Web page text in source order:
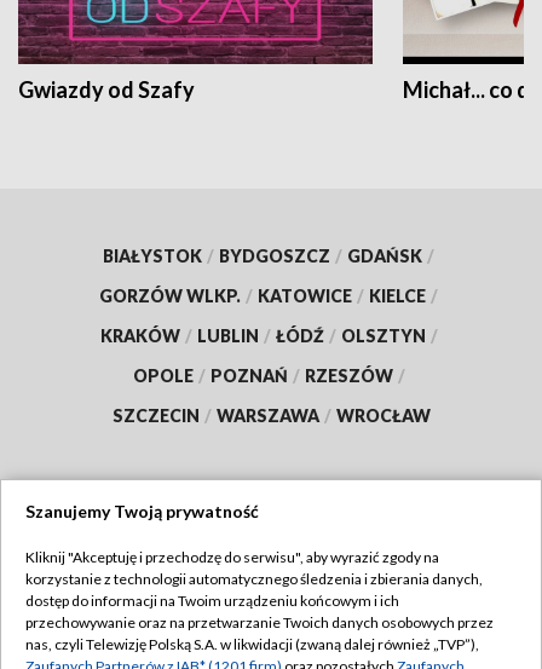
Gwiazdy od Szafy Michał... co
BIAŁYSTOK / BYDGOSZCZ / GDAŃSK /
GORZÓW WLKP. / KATOWICE / KIELCE /
KRAKÓW / LUBLIN / ŁÓDŹ / OLSZTYN /
OPOLE / POZNAŃ / RZESZÓW /
SZCZECIN / WARSZAWA / WROCŁAW
TVP
Abonament TVP
Emisja w TVP
Regulamin TVP
Szanujemy Twoją prywatność
Kliknij "Akceptuję i przechodzę do serwisu", aby wyrazić zgody na
korzystanie z technologii automatycznego śledzenia i zbierania danych,
dostęp do informacji na Twoim urządzeniu końcowym i ich
przechowywanie oraz na przetwarzanie Twoich danych osobowych przez
nas, czyli Telewizję Polską S.A. w likwidacji (zwaną dalej również „TVP”),